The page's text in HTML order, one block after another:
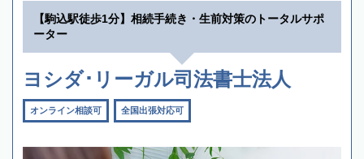
【駒込駅徒歩1分】相続手続き・生前対策のトータルサポ
ーター
ヨシダ･リーガル司法書士法人
オンライン相談可 全国出張対応可